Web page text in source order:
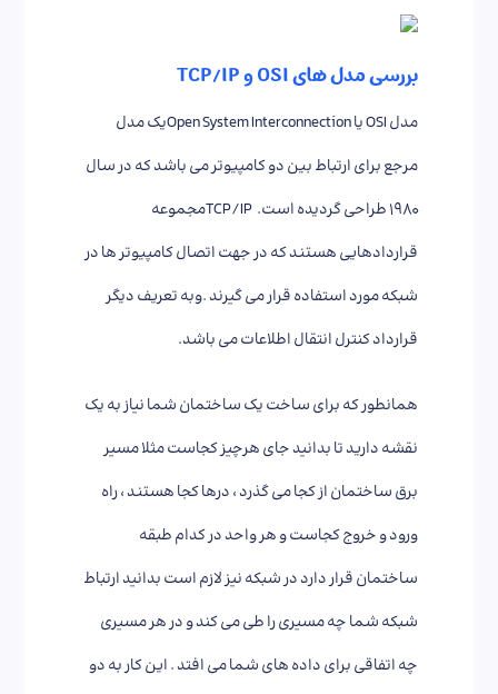
بررسی مدل های OSI و TCP/IP
مدلOSIياOpen System Interconnectionيك مدل
مرجع براي ارتباط بين دو كامپيوتر مي باشد كه در سال
۱۹۸۰ طراحي گرديده است.
TCP/IPمجموعه
قراردادهايي هستند كه در جهت اتصال كامپيوتر ها در
شبكه مورد استفاده قرار مي گيرند.وبه تعريف ديگر
قرارداد كنترل انتقال اطلاعات مي باشد.
همانطور که برای ساخت یک ساختمان شما نیاز به یک
نقشه دارید تا بدانید جای هرچیز کجاست مثلا مسیر
برق ساختمان از کجا می گذرد ، درها کجا هستند ، راه
ورود و خروج کجاست و هر واحد در کدام طبقه
ساختمان قرار دارد در شبکه نیز لازم است بدانید ارتباط
شبکه شما چه مسیری را طی می کند و در هر مسیری
چه اتفاقی برای داده های شما می افتد . این کار به دو